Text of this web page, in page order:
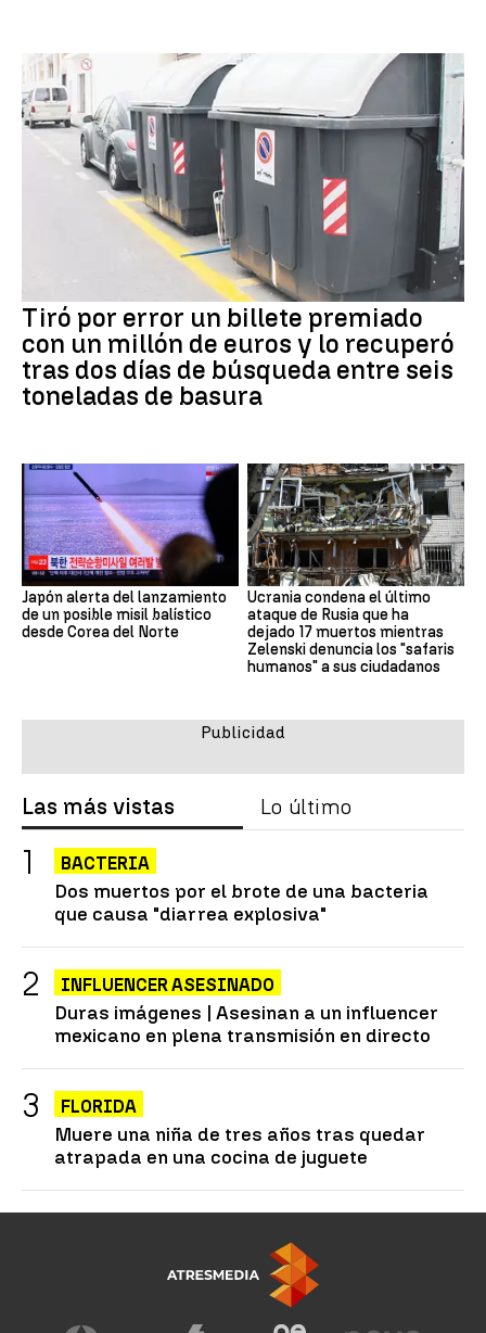
Tiró por error un billete premiado
con un millón de euros y lo recuperó
tras dos días de búsqueda entre seis
toneladas de basura
Japón alerta del lanzamiento
de un posible misil balístico
desde Corea del Norte
Ucrania condena el último
ataque de Rusia que ha
dejado 17 muertos mientras
Zelenski denuncia los "safaris
humanos" a sus ciudadanos
Las más vistas Lo último
BACTERIA
Dos muertos por el brote de una bacteria
que causa "diarrea explosiva"
INFLUENCER ASESINADO
Duras imágenes | Asesinan a un influencer
mexicano en plena transmisión en directo
FLORIDA
Muere una niña de tres años tras quedar
atrapada en una cocina de juguete